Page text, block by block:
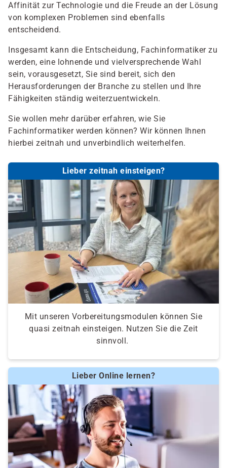
Affinität zur Technologie und die Freude an der Lösung
von komplexen Problemen sind ebenfalls
entscheidend.
Insgesamt kann die Entscheidung, Fachinformatiker zu
werden, eine lohnende und vielversprechende Wahl
sein, vorausgesetzt, Sie sind bereit, sich den
Herausforderungen der Branche zu stellen und Ihre
Fähigkeiten ständig weiterzuentwickeln.
Sie wollen mehr darüber erfahren, wie Sie
Fachinformatiker werden können? Wir können Ihnen
hierbei zeitnah und unverbindlich weiterhelfen.
Lieber zeitnah einsteigen?
Mit unseren Vorbereitungsmodulen können Sie
quasi zeitnah einsteigen. Nutzen Sie die Zeit
sinnvoll.
Lieber Online lernen?